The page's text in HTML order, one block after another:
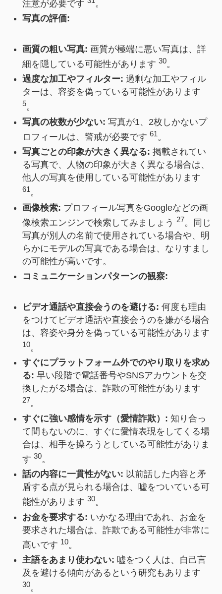
注意が必要です
。
写真の評価:
画質の粗い写真: 画質が極端に悪い写真は、詳
細を隠している可能性があります 30。
過度な加工やフィルター: 過剰な加工やフィル
ターは、容姿を偽っている可能性があります
5。
写真の枚数が少ない: 写真が1、2枚しかないプ
ロフィールは、警戒が必要です 61。
写真ごとの印象が大きく異なる: 掲載されてい
る写真で、人物の印象が大きく異なる場合は、
他人の写真を使用している可能性があります
61。
画像検索: プロフィール写真をGoogleなどの画
像検索エンジンで検索してみましょう 27。同じ
写真が別人の名前で使用されている場合や、明
らかにモデルの写真である場合は、なりすまし
の可能性が高いです。
コミュニケーションパターンの観察:
ビデオ通話や直接会うのを避ける: 何度も理由
をつけてビデオ通話や直接会うのを嫌がる場合
は、容姿や身分を偽っている可能性があります
10。
すぐにプラットフォーム外でのやり取りを求め
る: 早い段階で電話番号やSNSアカウントを交
換したがる場合は、詐欺の可能性があります
27。
すぐに強い感情を示す（愛情詐欺）: 知り合っ
て間もないのに、すぐに愛情表現をしてくる場
合は、相手を操ろうとしている可能性がありま
す 30。
話の内容に一貫性がない: 以前話した内容と矛
盾する点が見られる場合は、嘘をついている可
能性があります 30。
お金を要求する: いかなる理由であれ、お金を
要求された場合は、詐欺である可能性が非常に
高いです 10。
主語をあまり使わない: 嘘をつく人は、自己言
及を避ける傾向があるという研究もあります
30。